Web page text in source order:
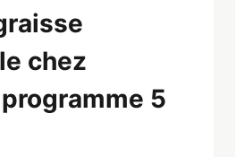
chez
programme 5